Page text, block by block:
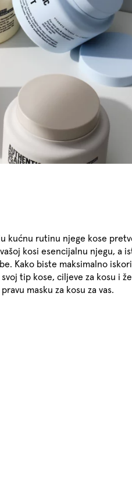
kućnu rutinu njege kose
kosi esencijalnu njegu, a
Kako biste maksimalno
tip kose, ciljeve za kosu i
masku za kosu za vas.